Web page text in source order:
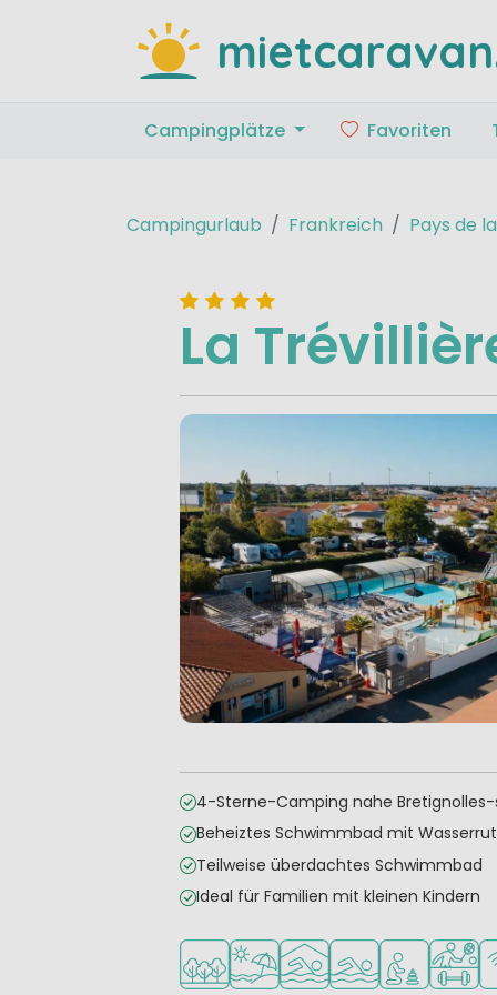
Campingplätze Favoriten
Campingurlaub Frankreich Pays de
La
4-Sterne-Camping nahe
Beheiztes Schwimmbad mit
Teilweise überdachtes Schwimmbad
Ideal für Familien mit kleinen Kindern
In waldreicher Umgebung
Am Strand und Meer
HallenbadFreibadEmpfohlen
Viele